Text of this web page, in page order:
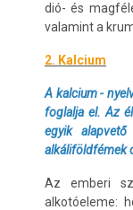
dió- és
valamint a
2. Kalcium
A kalcium -
foglalja el. Az
egyik
alkáliföldfémek
Az emberi
alkotóeleme: